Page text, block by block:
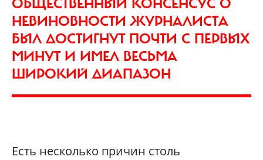
ОБЩЕСТВЕННЫЙ КОНСЕНСУС О
НЕВИНОВНОСТИ ЖУРНАЛИСТА
БЫЛ ДОСТИГНУТ ПОЧТИ С ПЕРВЫХ
МИНУТ И ИМЕЛ ВЕСЬМА
ШИРОКИЙ ДИАПАЗОН
Есть несколько причин столь